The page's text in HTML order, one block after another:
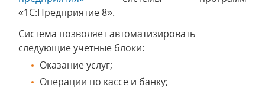
«1С:Предприятие 8».
Система позволяет автоматизировать
следующие учетные блоки:
Оказание услуг;
Операции по кассе и банку;